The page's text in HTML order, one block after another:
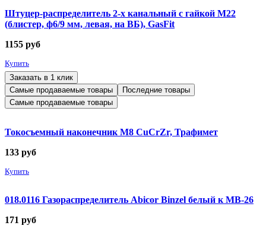
Штуцер-распределитель 2-х канальный с гайкой М22
(блистер, ф6/9 мм, левая, на ВБ), GasFit
1155 руб
Купить
Заказать в 1 клик
Самые продаваемые товары
Последние товары
Самые продаваемые товары
Токосъемный наконечник М8 CuCrZr, Трафимет
133 руб
Купить
018.0116 Газораспределитель Abicor Binzel белый к MB-26
171 руб